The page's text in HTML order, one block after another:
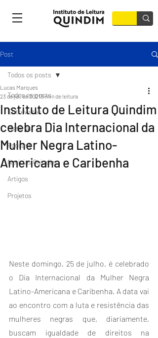
Post
Todos os posts
Entrevistas
Matérias
Podcast
Notícias Quindim
Artigos
Projetos
Todos os posts
Instituto de Leitura Quindim
celebra Dia Internacional da
Mulher Negra Latino-
Americana e Caribenha
Lucas Marques
23 de jul. de 20215 min de leitura
Neste domingo, 25 de julho, é celebrado
o Dia Internacional da Mulher Negra
Latino-Americana e Caribenha. A data vai
ao encontro com a luta e resistência das
mulheres negras que, diariamente,
buscam igualdade de direitos na